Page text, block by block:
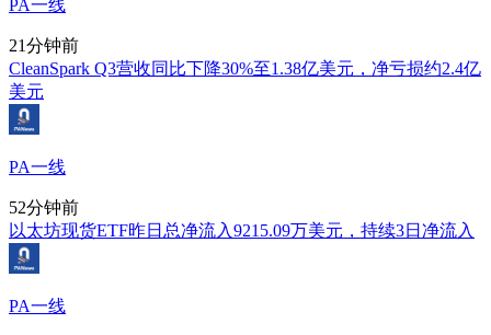
PA一线
21分钟前
CleanSpark Q3营收同比下降30%至1.38亿美元，净亏损约2.4亿
美元
PA一线
52分钟前
以太坊现货ETF昨日总净流入9215.09万美元，持续3日净流入
PA一线